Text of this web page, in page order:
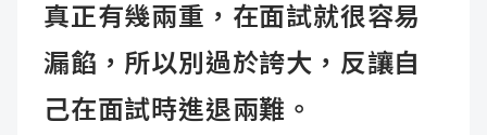
真正有幾兩重，在面試就很容易
漏餡，所以別過於誇大，反讓自
己在面試時進退兩難。